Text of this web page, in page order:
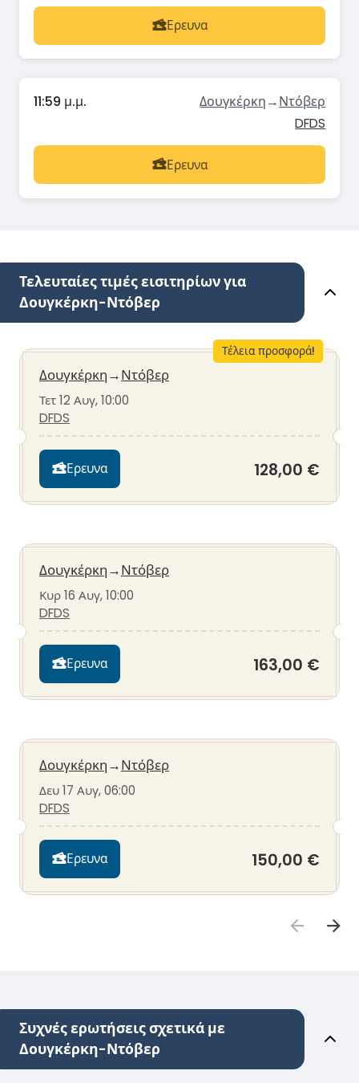
Ερευνα
11:59 μ.μ. Δουγκέρκη→Ντόβερ
DFDS
Ερευνα
Τελευταίες τιμές εισιτηρίων για
Δουγκέρκη-Ντόβερ
Τέλεια προσφορά!
Δουγκέρκη→Ντόβερ
Τετ 12 Αυγ, 10:00
DFDS
Ερευνα 128,00 €
Δουγκέρκη→Ντόβερ
Κυρ 16 Αυγ, 10:00
DFDS
Ερευνα 163,00 €
Δουγκέρκη→Ντόβερ
Δευ 17 Αυγ, 06:00
DFDS
Ερευνα 150,00 €
Συχνές ερωτήσεις σχετικά με
Δουγκέρκη-Ντόβερ